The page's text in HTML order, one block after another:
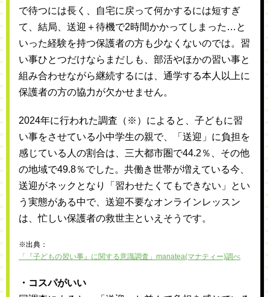
で待つには長く、自宅に戻って何かするには短すぎ
て、結局、送迎＋待機で2時間かかってしまった…と
いった経験を持つ保護者の方も少なくないのでは。習
い事ひとつだけならまだしも、部活やほかの習い事と
組み合わせながら継続するには、通学する本人以上に
保護者の方の協力が欠かせません。
2024年に行われた調査（※）によると、子どもに習
い事をさせている小中学生の親で、「送迎」に負担を
感じている人の割合は、三大都市圏で44.2％、その他
の地域で49.8％でした。共働き世帯が増えている今、
送迎がネックとなり「習わせたくてもできない」とい
う実態がある中で、送迎不要なオンラインレッスン
は、忙しい保護者の救世主といえそうです。
※出典：
「『子どもの習い事』に関する意識調査」manatea(マナティー)調べ
・コスパがいい